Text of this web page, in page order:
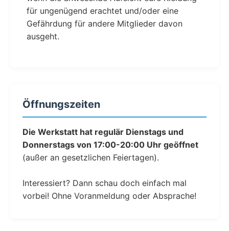
für ungenügend erachtet und/oder eine
Gefährdung für andere Mitglieder davon
ausgeht.
Öffnungszeiten
Die Werkstatt hat regulär Dienstags und
Donnerstags von 17:00-20:00 Uhr geöffnet
(außer an gesetzlichen Feiertagen).
Interessiert? Dann schau doch einfach mal
vorbei! Ohne Voranmeldung oder Absprache!